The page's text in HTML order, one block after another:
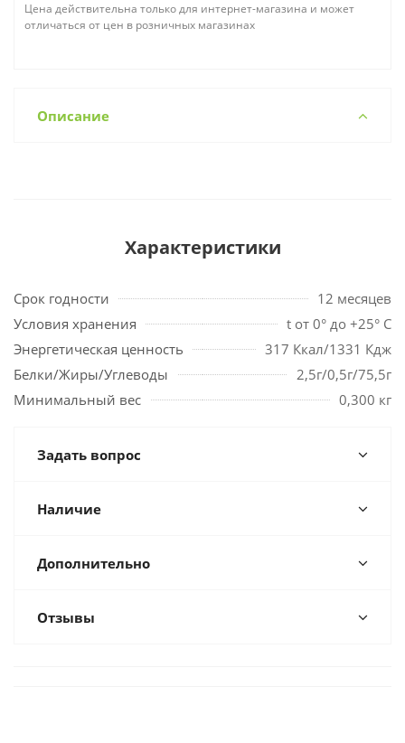
Цена действительна только для интернет-магазина и может
отличаться от цен в розничных магазинах
Описание
Характеристики
Срок годности
12 месяцев
Условия хранения
t от 0° до +25° С
Энергетическая ценность
317 Ккал/1331 Кдж
Белки/Жиры/Углеводы
2,5г/0,5г/75,5г
Минимальный вес
0,300 кг
Задать вопрос
Наличие
Дополнительно
Отзывы